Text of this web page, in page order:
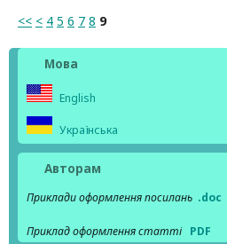
<< < 4 5 6 7 8 9
Мова
English
Українська
Авторам
Приклади оформлення посилань .doc
Приклад оформлення статті PDF